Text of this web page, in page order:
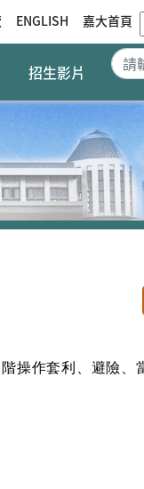
ENGLISH 嘉大首頁
招生影片
操作套利、避險、